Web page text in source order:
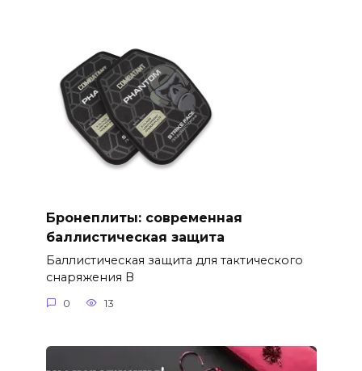
Бронеплиты: современная
баллистическая защита
Баллистическая защита для тактического
снаряжения В
0 13